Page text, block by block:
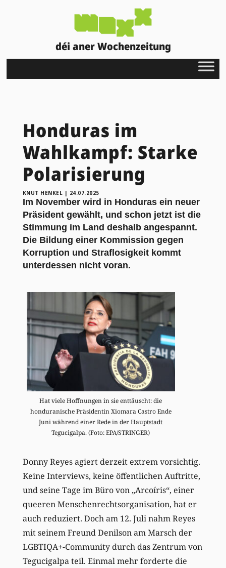
déi aner Wochenzeitung
Honduras im
Wahlkampf: Starke
Polarisierung
KNUT HENKEL | 24.07.2025
Im November wird in Honduras ein neuer
Präsident gewählt, und schon jetzt ist die
Stimmung im Land deshalb angespannt.
Die Bildung einer Kommission gegen
Korruption und Straflosigkeit kommt
unterdessen nicht voran.
Hat viele Hoffnungen in sie enttäuscht: die
honduranische Präsidentin Xiomara Castro Ende
Juni während einer Rede in der Hauptstadt
Tegucigalpa. (Foto: EPA/STRINGER)
Donny Reyes agiert derzeit extrem vorsichtig.
Keine Interviews, keine öffentlichen Auftritte,
und seine Tage im Büro von „Arcoíris“, einer
queeren Menschenrechtsorganisation, hat er
auch reduziert. Doch am 12. Juli nahm Reyes
mit seinem Freund Denilson am Marsch der
LGBTIQA+-Community durch das Zentrum von
Tegucigalpa teil. Einmal mehr forderte die